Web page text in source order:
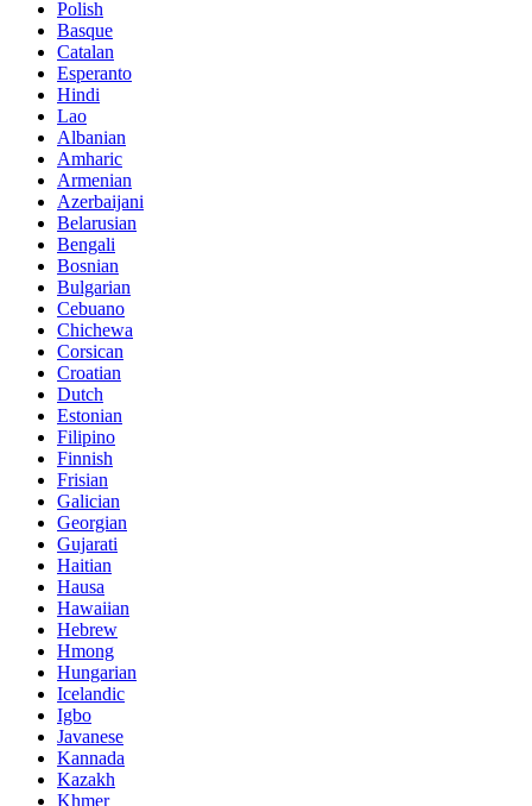
Polish
Basque
Catalan
Esperanto
Hindi
Lao
Albanian
Amharic
Armenian
Azerbaijani
Belarusian
Bengali
Bosnian
Bulgarian
Cebuano
Chichewa
Corsican
Croatian
Dutch
Estonian
Filipino
Finnish
Frisian
Galician
Georgian
Gujarati
Haitian
Hausa
Hawaiian
Hebrew
Hmong
Hungarian
Icelandic
Igbo
Javanese
Kannada
Kazakh
Khmer